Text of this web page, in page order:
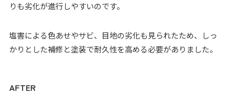
りも劣化が進行しやすいのです。
塩害による色あせやサビ、目地の劣化も見られたため、しっ
かりとした補修と塗装で耐久性を高める必要がありました。
AFTER